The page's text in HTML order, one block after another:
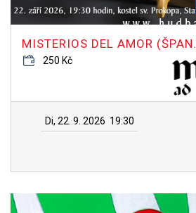
MISTERIOS DEL AMOR
250 Kč
Di, 22. 9. 2026 19:30